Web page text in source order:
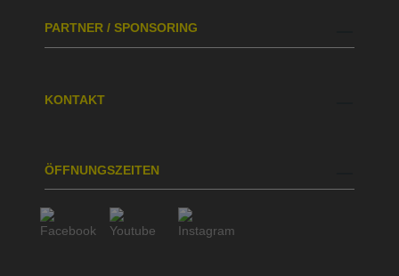
PARTNER / SPONSORING
KONTAKT
ÖFFNUNGSZEITEN